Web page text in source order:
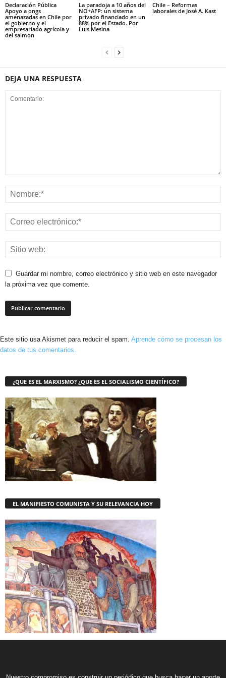
Declaración Pública
Apoyo a ongs
amenazadas en Chile por
el gobierno y el
empresariado agrícola y
del salmon
La paradoja a 10 años del
NO+AFP: un sistema
privado financiado en un
88% por el Estado. Por
Luis Mesina
Chile – Reformas
laborales de José A. Kast
DEJA UNA RESPUESTA
Guardar mi nombre, correo electrónico y sitio web en este navegador
la próxima vez que comente.
Este sitio usa Akismet para reducir el spam. Aprende cómo se procesan los
datos de tus comentarios.
¿QUE ES EL MARXISMO? ¿QUE ES EL SOCIALISMO CIENTÍFICO?
EL MANIFIESTO COMUNISTA Y SU RELEVANCIA HOY